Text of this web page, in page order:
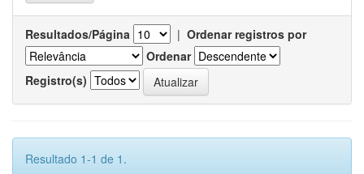
Resultados/Página | Ordenar registros por
Ordenar
Registro(s)
Resultado 1-1 de 1.